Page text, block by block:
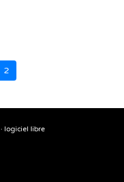
2
· logiciel libre